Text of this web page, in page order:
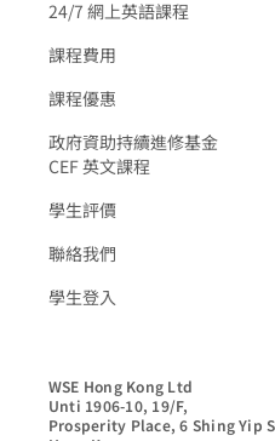
24/7 網上英語課程
課程費用
課程優惠
政府資助持續進修基金
CEF 英文課程
學生評價
聯絡我們
學生登入
WSE Hong Kong Ltd
Unti 1906-10, 19/F,
Prosperity Place, 6 Shing Yip